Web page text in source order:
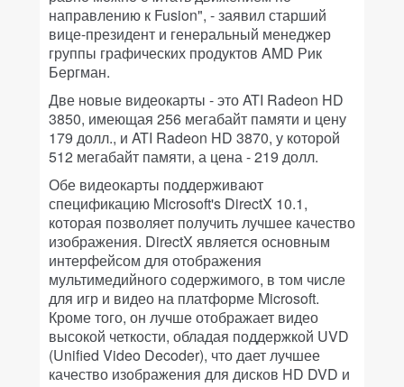
направлению к Fusion", - заявил старший
вице-президент и генеральный менеджер
группы графических продуктов AMD Рик
Бергман.
Две новые видеокарты - это ATI Radeon HD
3850, имеющая 256 мегабайт памяти и цену
179 долл., и ATI Radeon HD 3870, у которой
512 мегабайт памяти, а цена - 219 долл.
Обе видеокарты поддерживают
спецификацию Microsoft's DirectX 10.1,
которая позволяет получить лучшее качество
изображения. DirectX является основным
интерфейсом для отображения
мультимедийного содержимого, в том числе
для игр и видео на платформе Microsoft.
Кроме того, он лучше отображает видео
высокой четкости, обладая поддержкой UVD
(Unified Video Decoder), что дает лучшее
качество изображения для дисков HD DVD и